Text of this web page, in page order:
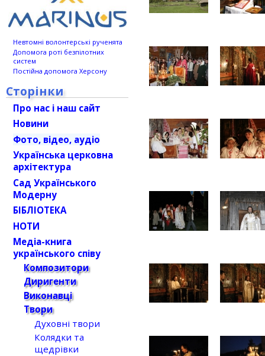
Невтомні волонтерські рученята
Допомога роті безпілотних
систем
Постійна допомога Херсону
Сторінки
Про нас і наш сайт
Новини
Фото, відео, аудіо
Українська церковна
архітектура
Сад Українського
Модерну
БІБЛІОТЕКА
НОТИ
Медіа-книга
українського співу
Композитори
Диригенти
Виконавці
Твори
Духовні твори
Колядки та
щедрівки